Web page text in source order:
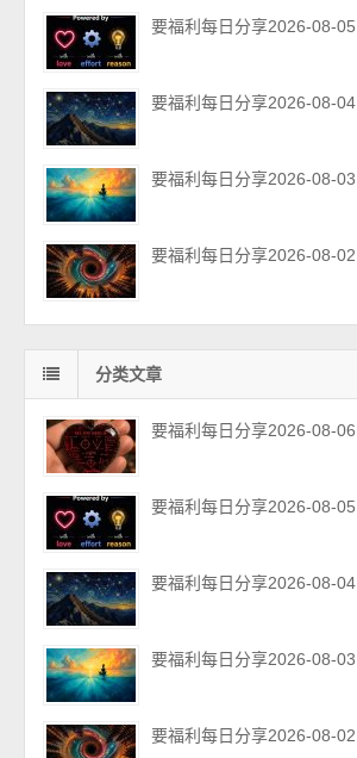
要福利每日分享2026-08-05
要福利每日分享2026-08-04
要福利每日分享2026-08-03
要福利每日分享2026-08-02
分类文章
要福利每日分享2026-08-06
要福利每日分享2026-08-05
要福利每日分享2026-08-04
要福利每日分享2026-08-03
要福利每日分享2026-08-02